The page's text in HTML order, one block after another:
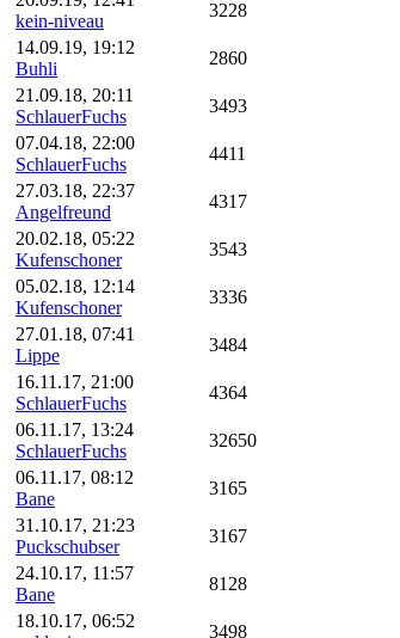
kein-niveau
3228
14.09.19, 19:12
Buhli
2860
21.09.18, 20:11
SchlauerFuchs
3493
07.04.18, 22:00
SchlauerFuchs
4411
27.03.18, 22:37
Angelfreund
4317
20.02.18, 05:22
Kufenschoner
3543
05.02.18, 12:14
Kufenschoner
3336
27.01.18, 07:41
Lippe
3484
16.11.17, 21:00
SchlauerFuchs
4364
06.11.17, 13:24
SchlauerFuchs
32650
06.11.17, 08:12
Bane
3165
31.10.17, 21:23
Puckschubser
3167
24.10.17, 11:57
Bane
8128
18.10.17, 06:52
3498